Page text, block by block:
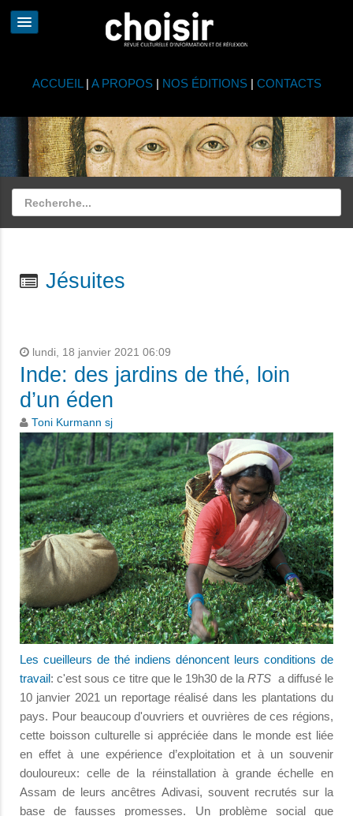
ACCUEIL | A PROPOS| NOS ÉDITIONS| CONTACTS
Jésuites
lundi, 18 janvier 2021 06:09
Inde: des jardins de thé, loin
d’un éden
Toni Kurmann sj
Les cueilleurs de thé indiens dénoncent leurs conditions de
travail: c'est sous ce titre que le 19h30 de laRTS a diffusé le
10 janvier 2021 un reportage réalisé dans les plantations du
pays. Pour beaucoup d'ouvriers et ouvrières de ces régions,
cette boisson culturelle si appréciée dans le monde est liée
en effet à une expérience d’exploitation et à un souvenir
douloureux: celle de la réinstallation à grande échelle en
Assam de leurs ancêtres Adivasi, souvent recrutés sur la
base de fausses promesses. Un problème social que